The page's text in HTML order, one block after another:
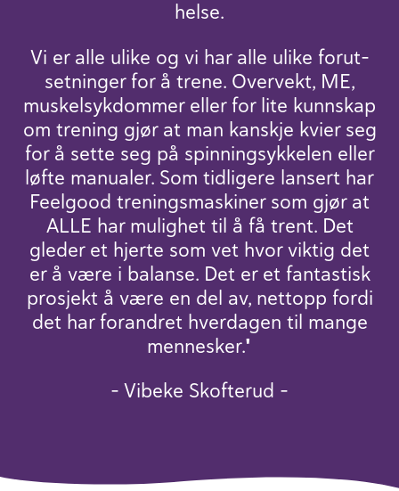
helse.
Vi er alle ulike og vi har alle ulike forut­
set­ninger for å trene. Over­vekt, ME,
muskelsyk­dommer eller for lite kunn­skap
om trening gjør at man kanskje kvier seg
for å sette seg på spinningsykkelen eller
løfte manualer. Som tidli­gere lansert har
Feelgood treningsmaskiner som gjør at
ALLE har mulighet til å få trent. Det
gleder et hjerte som vet hvor viktig det
er å være i balanse. Det er et fantas­tisk
prosjekt å være en del av, nettopp fordi
det har forandret hver­dagen til mange
mennesker."
- Vibeke Skof­terud -